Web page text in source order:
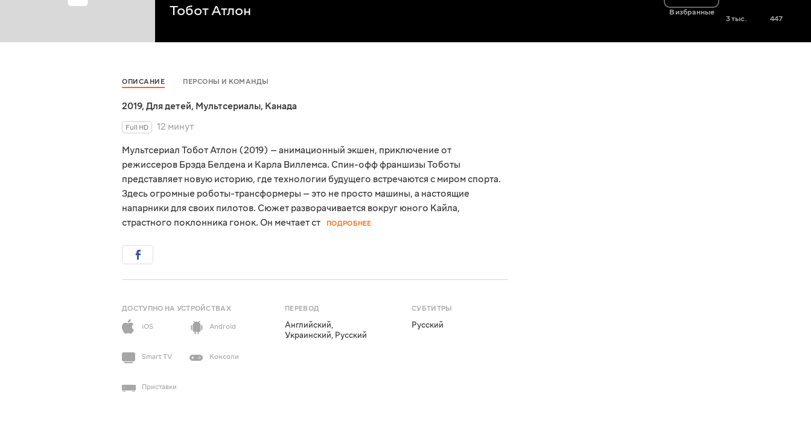
Тобот Атлон В избранные
3 тыс. 447
ОПИСАНИЕ ПЕРСОНЫ И КОМАНДЫ
2019, Для детей, Мультсериалы, Канада
Full HD
12 минут
Мультсериал Тобот Атлон (2019) — анимационный экшен, приключение от
режиссеров Брэда Белдена и Карла Виллемса. Спин-офф франшизы Тоботы
представляет новую историю, где технологии будущего встречаются с миром спорта.
Здесь огромные роботы-трансформеры — это не просто машины, а настоящие
напарники для своих пилотов. Сюжет разворачивается вокруг юного Кайла,
страстного поклонника гонок. Он мечтает ст
ПОДРОБНЕЕ
ДОСТУПНО НА УСТРОЙСТВАХ
iOS
Android
Smart TV Консоли
Приставки
ПЕРЕВОД
Английский,
Украинский, Русский
СУБТИТРЫ
Русский